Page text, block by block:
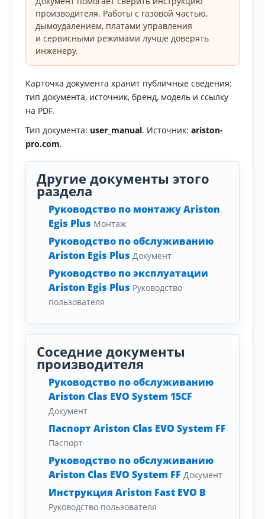
производителя. Работы с газовой частью,
дымоудалением, платами управления
и сервисными режимами лучше доверять
инженеру.
Карточка документа хранит публичные сведения:
тип документа, источник, бренд, модель и ссылку
на PDF.
Тип документа: user_manual. Источник: ariston-
pro.com.
Другие документы этого
раздела
Руководство по монтажу Ariston
Egis Plus Монтаж
Руководство по обслуживанию
Ariston Egis Plus Документ
Руководство по эксплуатации
Ariston Egis Plus Руководство
пользователя
Соседние документы
производителя
Руководство по обслуживанию
Ariston Clas EVO System 15CF
Документ
Паспорт Ariston Clas EVO System FF
Паспорт
Руководство по обслуживанию
Ariston Clas EVO System FF Документ
Инструкция Ariston Fast EVO B
Руководство пользователя